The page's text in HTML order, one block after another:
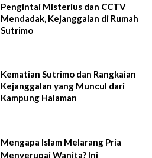
Pengintai Misterius dan CCTV
Mendadak, Kejanggalan di Rumah
Sutrimo
Kematian Sutrimo dan Rangkaian
Kejanggalan yang Muncul dari
Kampung Halaman
Mengapa Islam Melarang Pria
Menyerupai Wanita? Ini